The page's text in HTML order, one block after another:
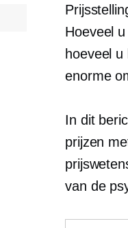
Hoeveel
hoeveel
enorme
In dit
prijzen
van de